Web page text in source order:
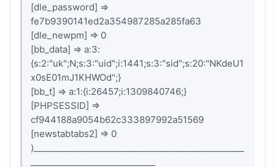
[dle_password] =>
fe7b9390141ed2a354987285a285fa63
[dle_newpm] => 0
[bb_data] => a:3:
{s:2:"uk";N;s:3:"uid";i:1441;s:3:"sid";s:20:"NKdeU1
x0sE01mJ1KHWOd";}
[bb_t] => a:1:{i:26457;i:1309840746;}
[PHPSESSID] =>
cf944188a9054b62c333897992a51569
[newstabtabs2] => 0
)_________________________________________________